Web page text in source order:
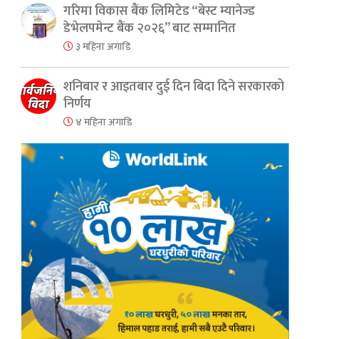
गरिमा विकास बैंक लिमिटेड “बेस्ट म्यानेज्ड
डेभेलपमेन्ट बैंक २०२६” बाट सम्मानित
३ महिना अगाडि
शनिबार र आइतबार दुई दिन बिदा दिने सरकारको
निर्णय
४ महिना अगाडि